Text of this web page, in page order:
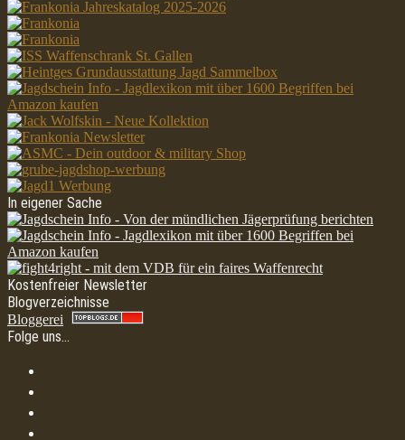
In eigener Sache
Kostenfreier Newsletter
Blogverzeichnisse
Bloggerei
Folge uns…